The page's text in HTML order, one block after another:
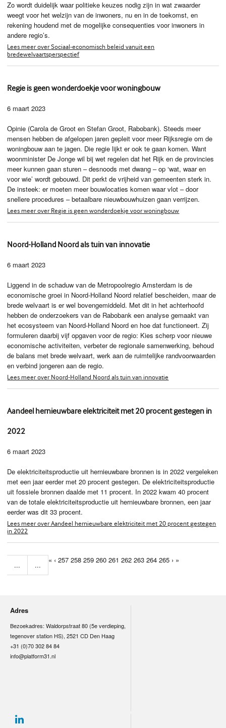
Zo wordt duidelijk waar politieke keuzes nodig zijn in wat zwaarder
weegt voor het welzijn van de inwoners, nu en in de toekomst, en
rekening houdend met de mogelijke consequenties voor inwoners in
andere regio’s.
Lees meer over Sociaal-economisch beleid vanuit een
bredewelvaartsperspectief
Regie is geen wonderdoekje voor woningbouw
6 maart 2023
Opinie (Carola de Groot en Stefan Groot, Rabobank). Steeds meer
mensen hebben de afgelopen jaren gepleit voor meer Rijksregie om de
woningbouw aan te jagen. Die regie lijkt er ook te gaan komen. Want
woonminister De Jonge wil bij wet regelen dat het Rijk en de provincies
meer kunnen gaan sturen – desnoods met dwang – op ‘wat, waar en
voor wie’ wordt gebouwd. Dit perkt de vrijheid van gemeenten sterk in.
De insteek: er moeten meer bouwlocaties komen waar vlot – door
snellere procedures – betaalbare nieuwbouwhuizen gaan verrijzen.
Lees meer over Regie is geen wonderdoekje voor woningbouw
Noord-Holland Noord als tuin van innovatie
6 maart 2023
Liggend in de schaduw van de Metropoolregio Amsterdam is de
economische groei in Noord-Holland Noord relatief bescheiden, maar de
brede welvaart is er wel bovengemiddeld. Met dit in het achterhoofd
hebben de onderzoekers van de Rabobank een analyse gemaakt van
het ecosysteem van Noord-Holland Noord en hoe dat functioneert. Zij
formuleren daarbij vijf opgaven voor de regio: Kies scherp voor nieuwe
economische activiteiten, verbeter de regionale samenwerking, behoud
de balans met brede welvaart, werk aan de ruimtelijke randvoorwaarden
en verbind jongeren aan de regio.
Lees meer over Noord-Holland Noord als tuin van innovatie
Aandeel hernieuwbare elektriciteit met 20 procent gestegen in
2022
6 maart 2023
De elektriciteitsproductie uit hernieuwbare bronnen is in 2022 vergeleken
met een jaar eerder met 20 procent gestegen. De elektriciteitsproductie
uit fossiele bronnen daalde met 11 procent. In 2022 kwam 40 procent
van de totale elektriciteitsproductie uit hernieuwbare bronnen, een jaar
eerder was dit 33 procent.
Lees meer over Aandeel hernieuwbare elektriciteit met 20 procent gestegen
in 2022
« ‹
...
257 258 259 260 261262 263 264 265
...
› »
Adres
Bezoekadres: Waldorpstraat 80 (5e verdieping,
tegenover station HS), 2521 CD Den Haag
+31 (0)70 302 84 84
info@platform31.nl